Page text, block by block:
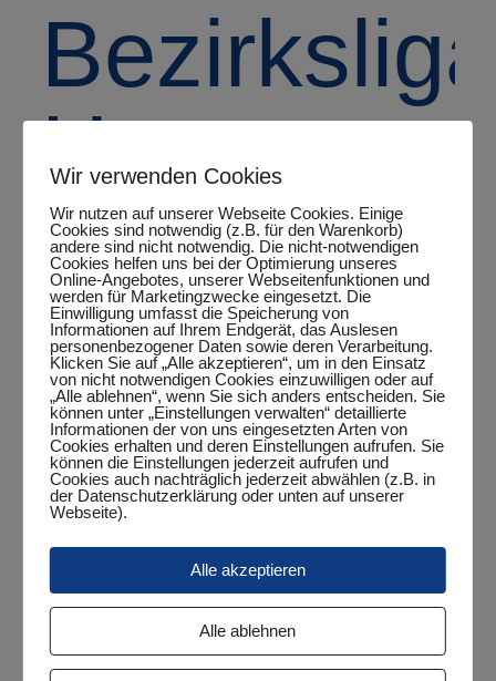
Bezirksliga
Herren
Nord
Zum Kalender hinzufügen
DETAILS
Datum:
15:00 Uhr - 17:00 Uhr
Veranstaltungskategorie:
Punktspiel
Wir verwenden Cookies
Wir nutzen auf unserer Webseite Cookies. Einige
Cookies sind notwendig (z.B. für den Warenkorb)
andere sind nicht notwendig. Die nicht-notwendigen
Cookies helfen uns bei der Optimierung unseres
Online-Angebotes, unserer Webseitenfunktionen und
werden für Marketingzwecke eingesetzt. Die
Einwilligung umfasst die Speicherung von
Informationen auf Ihrem Endgerät, das Auslesen
personenbezogener Daten sowie deren Verarbeitung.
Klicken Sie auf „Alle akzeptieren“, um in den Einsatz
von nicht notwendigen Cookies einzuwilligen oder auf
„Alle ablehnen“, wenn Sie sich anders entscheiden. Sie
können unter „Einstellungen verwalten“ detaillierte
Informationen der von uns eingesetzten Arten von
Cookies erhalten und deren Einstellungen aufrufen. Sie
können die Einstellungen jederzeit aufrufen und
Cookies auch nachträglich jederzeit abwählen (z.B. in
der Datenschutzerklärung oder unten auf unserer
Webseite).
Alle akzeptieren
Alle ablehnen